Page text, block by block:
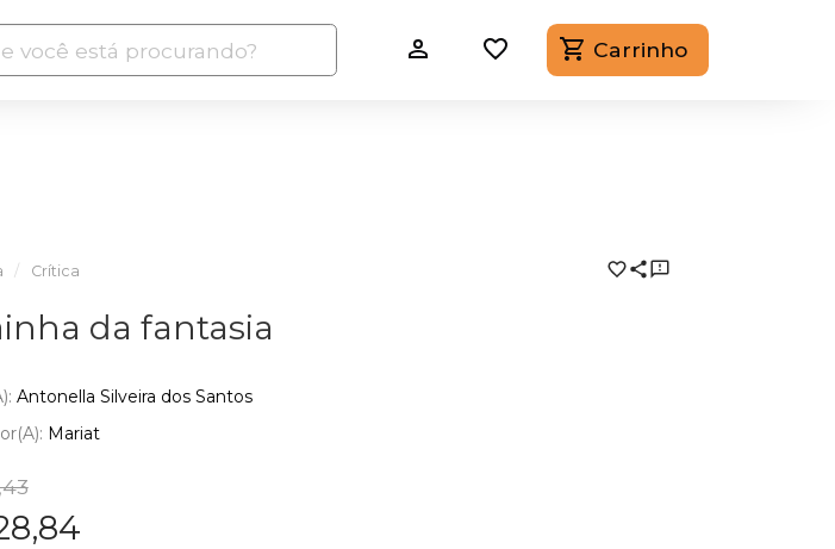
Carrinho
Crítica
da fantasia
Antonella Silveira dos Santos
Mariat